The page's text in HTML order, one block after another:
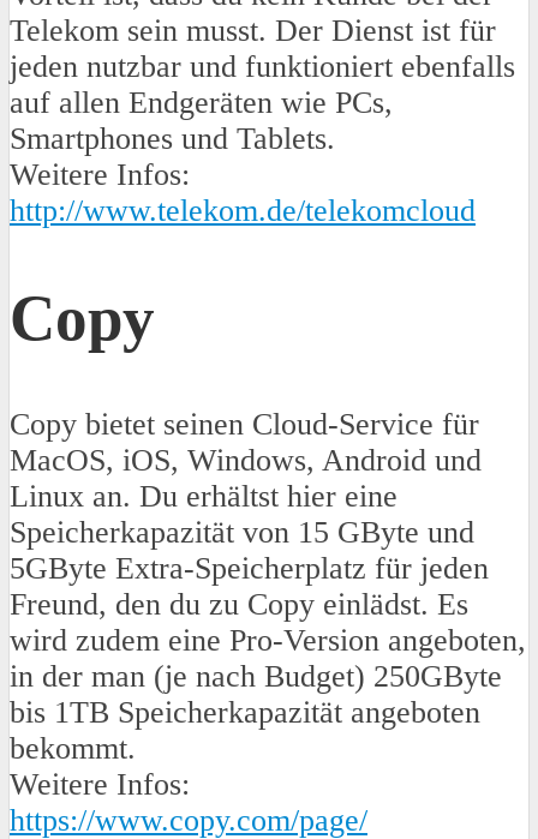
Telekom sein musst. Der Dienst ist für
jeden nutzbar und funktioniert ebenfalls
auf allen Endgeräten wie PCs,
Smartphones und Tablets.
Weitere Infos:
http://www.telekom.de/telekomcloud
Copy
Copy bietet seinen Cloud-Service für
MacOS, iOS, Windows, Android und
Linux an. Du erhältst hier eine
Speicherkapazität von 15 GByte und
5GByte Extra-Speicherplatz für jeden
Freund, den du zu Copy einlädst. Es
wird zudem eine Pro-Version angeboten,
in der man (je nach Budget) 250GByte
bis 1TB Speicherkapazität angeboten
bekommt.
Weitere Infos:
https://www.copy.com/page/